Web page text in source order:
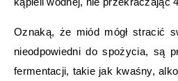
Oznaką, że miód mógł stracić
nieodpowiedni do spożycia, są
fermentacji, takie jak kwaśny,